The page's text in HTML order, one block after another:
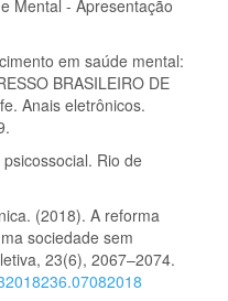
Mental - Apresentação
em saúde mental:
BRASILEIRO DE
Anais eletrônicos.
psicossocial. Rio de
(2018). A reforma
sociedade sem
23(6), 2067–2074.